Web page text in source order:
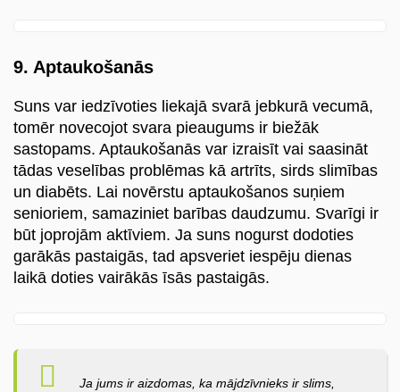
9. Aptaukošanās
Suns var iedzīvoties liekajā svarā jebkurā vecumā,
tomēr novecojot svara pieaugums ir biežāk
sastopams. Aptaukošanās var izraisīt vai saasināt
tādas veselības problēmas kā artrīts, sirds slimības
un diabēts. Lai novērstu aptaukošanos suņiem
senioriem, samaziniet barības daudzumu. Svarīgi ir
būt joprojām aktīviem. Ja suns nogurst dodoties
garākās pastaigās, tad apsveriet iespēju dienas
laikā doties vairākās īsās pastaigās.
Ja jums ir aizdomas, ka mājdzīvnieks ir slims,